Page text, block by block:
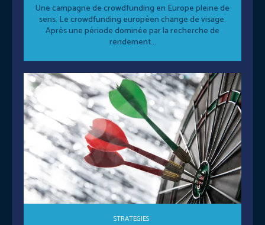
Une campagne de crowdfunding en Europe pleine de
sens. Le crowdfunding européen change de visage.
Après une période dominée par la recherche de
rendement...
STRATEGIES